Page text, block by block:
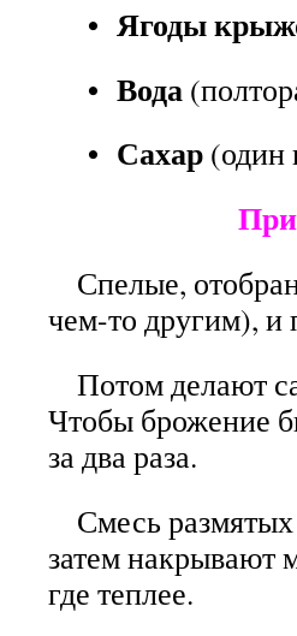
• Ягоды
• Вода
• Сахар (один
Спелые,
чем-то другим), и
Потом делают
Чтобы брожение
за два раза.
Смесь
затем накрывают
где теплее.